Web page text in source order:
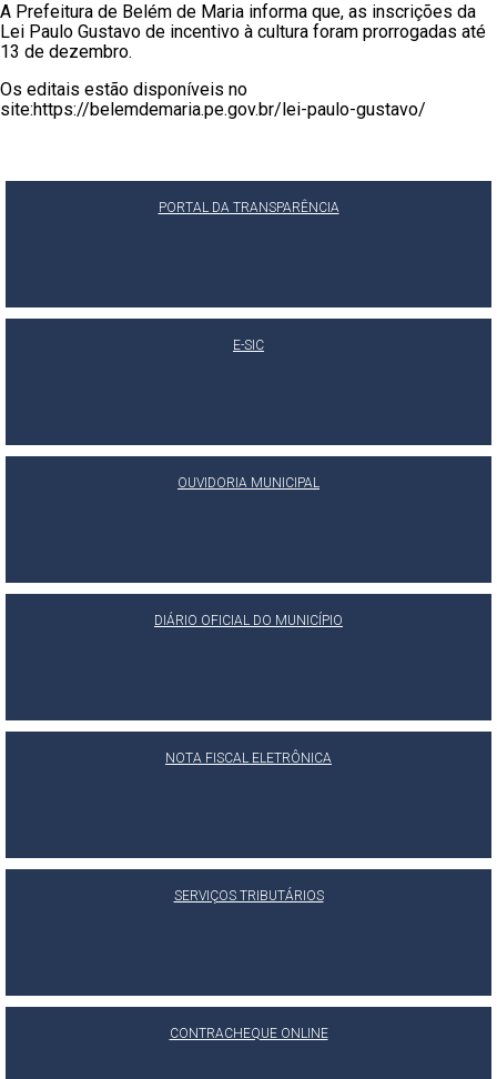
A Prefeitura de Belém de Maria informa que, as inscrições da
Lei Paulo Gustavo de incentivo à cultura foram prorrogadas até
13 de dezembro.
Os editais estão disponíveis no
site:https://belemdemaria.pe.gov.br/lei-paulo-gustavo/
PORTAL DA TRANSPARÊNCIA
E-SIC
OUVIDORIA MUNICIPAL
DIÁRIO OFICIAL DO MUNICÍPIO
NOTA FISCAL ELETRÔNICA
SERVIÇOS TRIBUTÁRIOS
CONTRACHEQUE ONLINE